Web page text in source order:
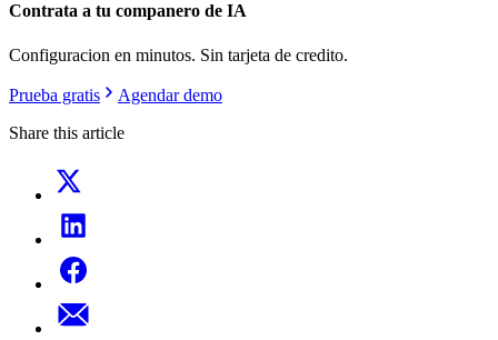
Contrata a tu companero de IA
Configuracion en minutos. Sin tarjeta de credito.
Prueba gratis
Agendar demo
Share this article